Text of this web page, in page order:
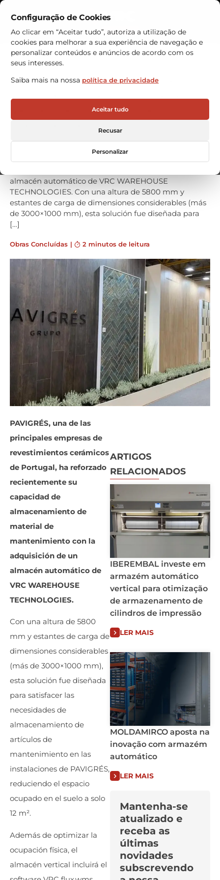
Configuração de Cookies
Ao clicar em “Aceitar tudo”, autoriza a utilização de
cookies para melhorar a sua experiência de navegação e
personalizar conteúdos e anúncios de acordo com os
seus interesses.
Saiba mais na nossa política de privacidade
Aceitar tudo
Recusar
Personalizar
Contactos
PAVIGRÉS adquire armazém
automático para otimizar a
gestão de materiais de
revestimientos cerámicos de Portugal, ha reforzado
recientemente su capacidad de almacenamiento de
almacén automático de VRC WAREHOUSE
TECHNOLOGIES. Con una altura de 5800 mm y
estantes de carga de dimensiones considerables (más
de 3000×1000 mm), esta solución fue diseñada para
[…]
Obras Concluídas | 2 minutos de leitura
PAVIGRÉS, una de las
principales empresas de
revestimientos cerámicos
de Portugal, ha reforzado
recientemente su
capacidad de
almacenamiento de
material de
mantenimiento con la
adquisición de un
almacén automático de
VRC WAREHOUSE
TECHNOLOGIES.
Con una altura de 5800
mm y estantes de carga de
dimensiones considerables
(más de 3000×1000 mm),
esta solución fue diseñada
para satisfacer las
necesidades de
almacenamiento de
artículos de
mantenimiento en las
instalaciones de PAVIGRÉS,
reduciendo el espacio
ocupado en el suelo a solo
12 m².
Además de optimizar la
ocupación física, el
almacén vertical incluirá el
ARTIGOS
RELACIONADOS
IBEREMBAL investe em
armazém automático
vertical para otimização
de armazenamento de
cilindros de impressão
LER MAIS
MOLDAMIRCO aposta na
inovação com armazém
automático
LER MAIS
Mantenha-se
atualizado e
receba as
últimas
novidades
subscrevendo